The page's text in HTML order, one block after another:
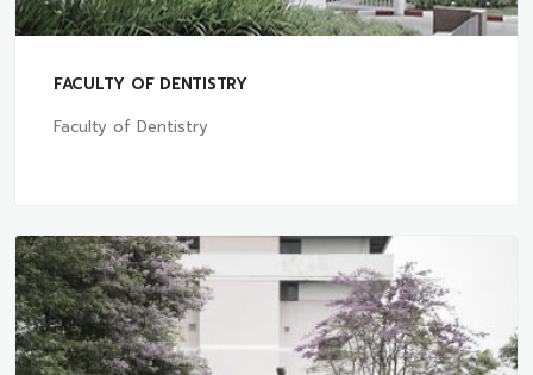
FACULTY OF DENTISTRY
Faculty of Dentistry